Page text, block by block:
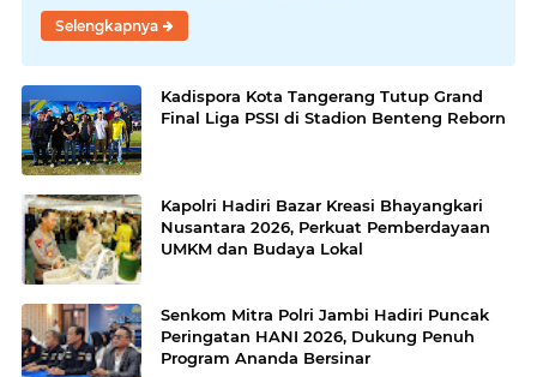
Selengkapnya
Kadispora Kota Tangerang Tutup Grand
Final Liga PSSI di Stadion Benteng Reborn
Kapolri Hadiri Bazar Kreasi Bhayangkari
Nusantara 2026, Perkuat Pemberdayaan
UMKM dan Budaya Lokal
Senkom Mitra Polri Jambi Hadiri Puncak
Peringatan HANI 2026, Dukung Penuh
Program Ananda Bersinar